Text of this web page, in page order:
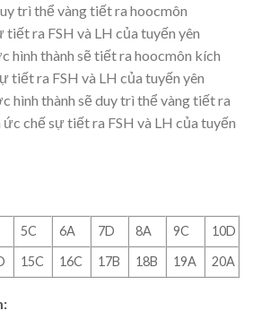
trì thể vàng tiết ra hoocmôn
ra FSH và LH của tuyến yên
hình thành sẽ tiết ra hoocmôn kích
tiết ra FSH và LH của tuyến yên
hình thành sẽ duy trì thể vàng tiết ra
chế sự tiết ra FSH và LH của tuyến
5C 6A 7D 8A 9C
10D
15C 16C 17B 18B 19A 20A